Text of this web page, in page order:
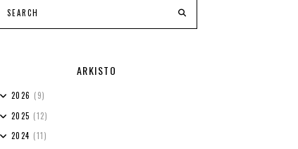
ARKISTO
2026 (9)
2025 (12)
2024 (11)